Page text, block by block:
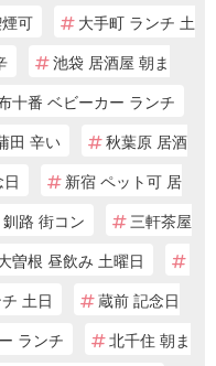
可
大手町 ランチ 土
池袋 居酒屋 朝ま
十番 ベビーカー ランチ
田 辛い
秋葉原 居酒
新宿 ペット可 居
釧路 街コン
三軒茶屋
曽根 昼飲み 土曜日
土日
蔵前 記念日
ランチ
北千住 朝ま